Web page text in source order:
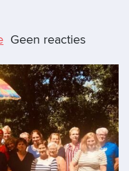
Geen reacties